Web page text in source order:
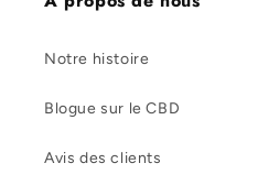
Notre histoire
Blogue sur le CBD
Avis des clients